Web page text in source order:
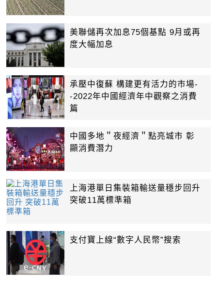
美聯儲再次加息75個基點 9月或再
度大幅加息
承壓中復蘇 構建更有活力的市場-
-2022年中國經濟年中觀察之消費
篇
中國多地＂夜經濟＂點亮城市 彰
顯消費潛力
上海港單日集裝箱輸送量穩步回升
突破11萬標準箱
支付寶上線“數字人民幣”搜索